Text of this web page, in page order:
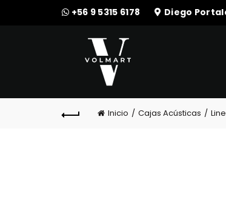
+56 9 5315 6178 Diego
Inicio Cajas Acústicas